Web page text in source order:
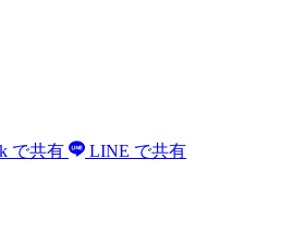
で共有 LINE で共有